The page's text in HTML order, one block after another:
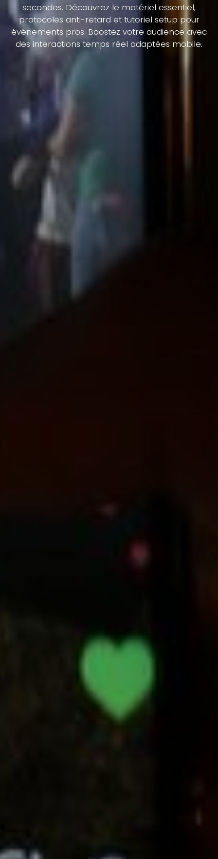
secondes. Découvrez le matériel essentiel,
protocoles anti-retard et tutoriel setup pour
événements pros. Boostez votre audience avec
des interactions temps réel adaptées mobile.